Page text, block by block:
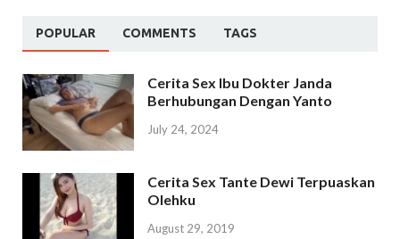
POPULAR COMMENTS TAGS
Cerita Sex Ibu Dokter Janda
Berhubungan Dengan Yanto
July 24, 2024
Cerita Sex Tante Dewi Terpuaskan
Olehku
August 29, 2019